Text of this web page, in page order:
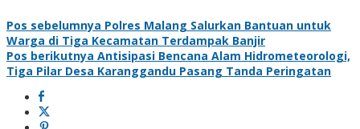
Pos sebelumnya Polres Malang Salurkan Bantuan untuk
Warga di Tiga Kecamatan Terdampak Banjir
Pos berikutnya Antisipasi Bencana Alam Hidrometeorologi,
Tiga Pilar Desa Karanggandu Pasang Tanda Peringatan